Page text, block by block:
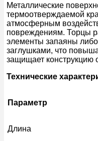
Металлические
термоотверждаемой
атмосферным
повреждениям. Торцы
элементы запаяны
заглушками, что
защищает конструкцию
Технические
Параметр
Длина